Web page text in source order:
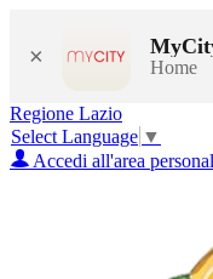
× Home
Regione Lazio
Select Language ▼
Accedi all'area